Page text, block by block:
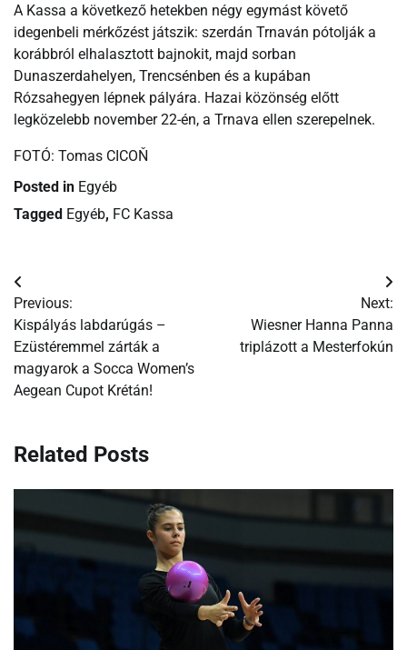
A Kassa a következő hetekben négy egymást követő
idegenbeli mérkőzést játszik: szerdán Trnaván pótolják a
korábbról elhalasztott bajnokit, majd sorban
Dunaszerdahelyen, Trencsénben és a kupában
Rózsahegyen lépnek pályára. Hazai közönség előtt
legközelebb november 22-én, a Trnava ellen szerepelnek.
FOTÓ: Tomas CICOŇ
Posted in Egyéb
Tagged Egyéb, FC Kassa
Bejegyzés
navigáció
Previous:
Kispályás labdarúgás –
Ezüstéremmel zárták a
magyarok a Socca Women’s
Aegean Cupot Krétán!
Next:
Wiesner Hanna Panna
triplázott a Mesterfokún
Related Posts